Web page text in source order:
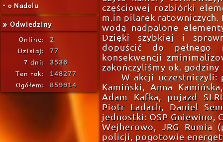
• o Nadolu
» Odwiedziny
Online: 2
Dzisiaj: 77
7 dni: 3536
Ten rok:
148277
Ogółem: 859914
częściowej rozbiórki
m.in pilarek
wodą nadpalone
Dzięki szybkiej i
dopuścić do
konsekwencji
zakończyliśmy ok. godziny
W akcji uczestniczyli:
Kamiński, Anna
Adam Kafka, pojazd
Piotr Ladach, Daniel
jednostki: OSP Gniewino,
Wejherowo, JRG Rumia
policji, pogotowie